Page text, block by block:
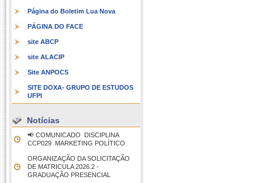
Página do Boletim Lua Nova
PÁGINA DO FACE
site ABCP
site ALACIP
Site ANPOCS
SITE DOXA- GRUPO DE ESTUDOS
UFPI
Notícias
📢 COMUNICADO  DISCIPLINA
CCP029  MARKETING POLÍTICO
ORGANIZAÇÃO DA SOLICITAÇÃO
DE MATRICULA 2026.2 -
GRADUAÇÃO PRESENCIAL